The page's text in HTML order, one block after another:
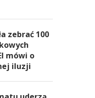
zebrać 100
mówi o
iluzji